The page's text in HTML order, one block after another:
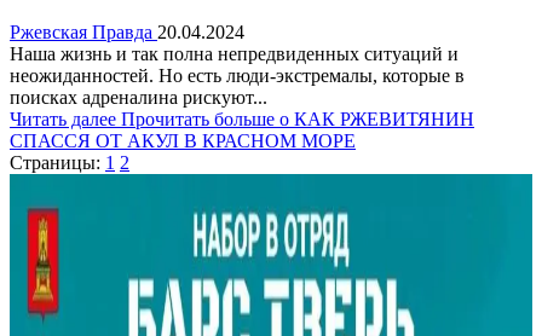
Ржевская Правда 20.04.2024
Наша жизнь и так полна непредвиденных ситуаций и
неожиданностей. Но есть люди-экстремалы, которые в
поисках адреналина рискуют...
Читать далее Прочитать больше о КАК РЖЕВИТЯНИН
СПАССЯ ОТ АКУЛ В КРАСНОМ МОРЕ
Страницы: 1 2